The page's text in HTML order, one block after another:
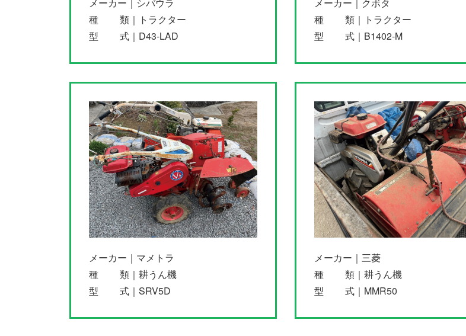
種 類｜トラクター
型 式｜D43-LAD
種 類｜トラクター
型 式｜B1402-M
メーカー｜マメトラ
種 類｜耕うん機
型 式｜SRV5D
メーカー｜三菱
種 類｜耕うん機
型 式｜MMR50